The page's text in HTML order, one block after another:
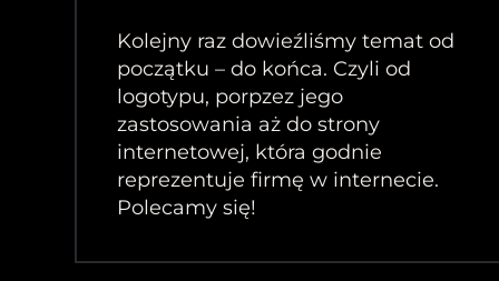
Kolejny raz dowieźliśmy temat od
początku – do końca. Czyli od
logotypu, porpzez jego
zastosowania aż do strony
internetowej, która godnie
reprezentuje firmę w internecie.
Polecamy się!